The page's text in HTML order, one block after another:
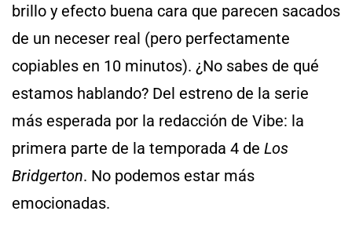
brillo y efecto buena cara que parecen sacados
de un neceser real (pero perfectamente
copiables en 10 minutos). ¿No sabes de qué
estamos hablando? Del estreno de la serie
más esperada por la redacción de Vibe: la
primera parte de la temporada 4 de Los
Bridgerton. No podemos estar más
emocionadas.